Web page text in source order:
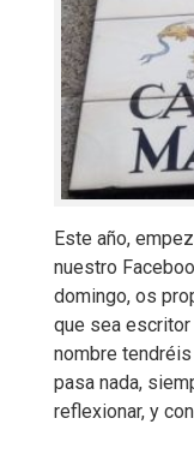
Este año,
nuestro
domingo, os
que sea escritor
nombre
pasa nada,
reflexionar, y